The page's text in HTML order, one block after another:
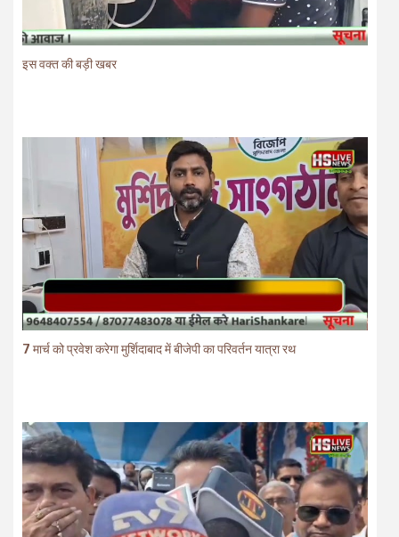
इस वक्त की बड़ी खबर
7 मार्च को प्रवेश करेगा मुर्शिदाबाद में बीजेपी का परिवर्तन यात्रा रथ